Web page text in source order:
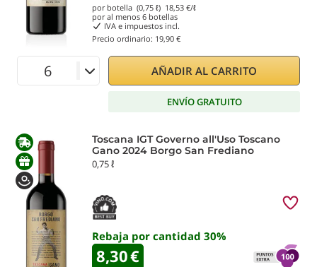
por botella (0,75 ℓ) 18,53 €/ℓ
por al menos 6 botellas
IVA e impuestos incl.
Precio ordinario: 19,90 €
AÑADIR AL CARRITO
ENVÍO GRATUITO
Toscana IGT Governo all'Uso Toscano
Gano 2024 Borgo San Frediano
0,75 ℓ
Rebaja por cantidad 30%
8,30€